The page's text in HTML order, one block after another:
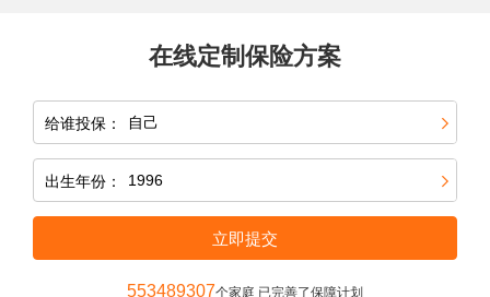
在线定制保险方案
给谁投保：
出生年份：
立即提交
553489307个家庭 已完善了保障计划